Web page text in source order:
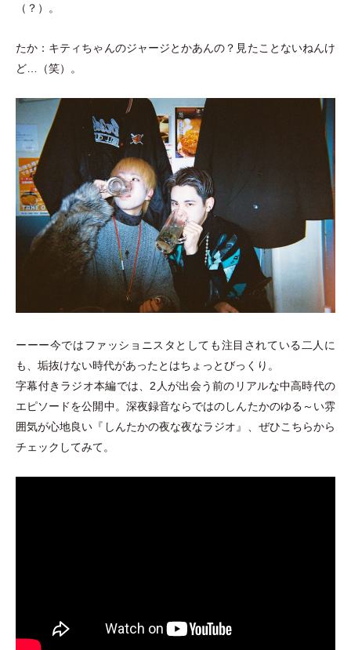
（ ？ ） 。
たか：キティちゃんのジャージとかあんの？見たことないねんけ
ど…
（笑） 。
ーーー今ではファッショニスタとしても注目されている二人に
も、垢抜けない時代があったとはちょっとびっくり。
字幕付きラジオ本編では、2人が出会う前のリアルな中高時代の
エピソードを公開中。深夜録音ならではのしんたかのゆる～い雰
囲気が心地良い『しんたかの夜な夜なラジオ』、ぜひこちらから
チェックしてみて。